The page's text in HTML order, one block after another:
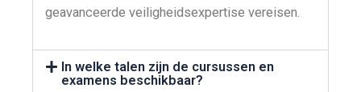
geavanceerde veiligheidsexpertise vereisen.
In welke talen zijn de cursussen en
examens beschikbaar?